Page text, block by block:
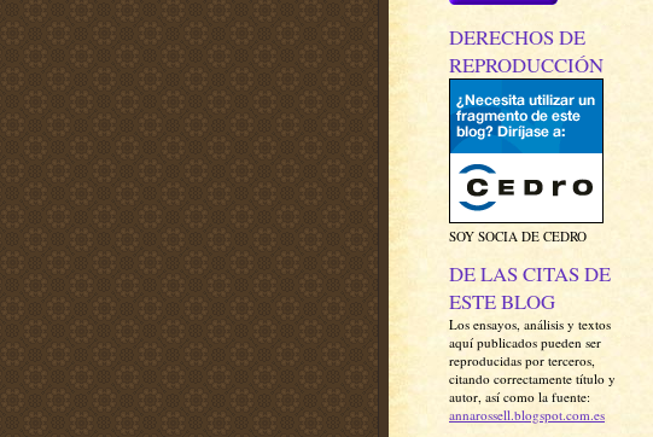
DERECHOS DE
REPRODUCCIÓN
SOY SOCIA DE CEDRO
DE LAS CITAS DE
ESTE BLOG
Los ensayos, análisis y textos
aquí publicados pueden ser
reproducidas por terceros,
citando correctamente título y
autor, así como la fuente:
annarossell.blogspot.com.es